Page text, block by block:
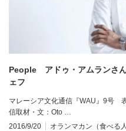
People アドゥ・アムランさ
ェフ
マレーシア文化通信『WAU』9号
信取材・文：Oto …
2016/9/20
オランマカン（食べる人